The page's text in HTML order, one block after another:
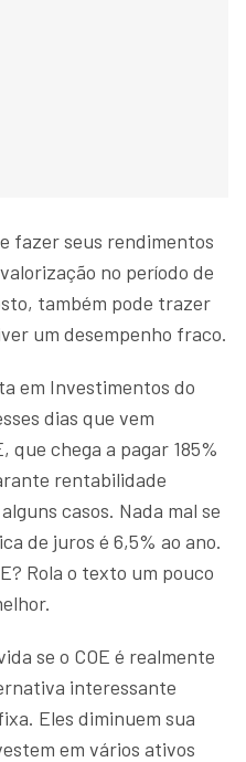
fazer seus rendimentos
no período de
também pode trazer
um desempenho fraco.
em Investimentos do
dias que vem
que chega a pagar 185%
rentabilidade
casos. Nada mal se
de juros é 6,5% ao ano.
Rola o texto um pouco
se o COE é realmente
interessante
Eles diminuem sua
em vários ativos